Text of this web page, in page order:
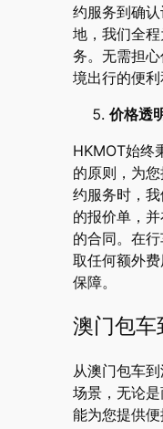
约服务到确
地，我们全
务。无需担
境出行的便利
价格透
HKMOT始终
的原则，为
约服务时，
的报价单，
的合同。在
取任何额外
保障。
澳门包
从澳门包车
场景，无论
能为您提供便